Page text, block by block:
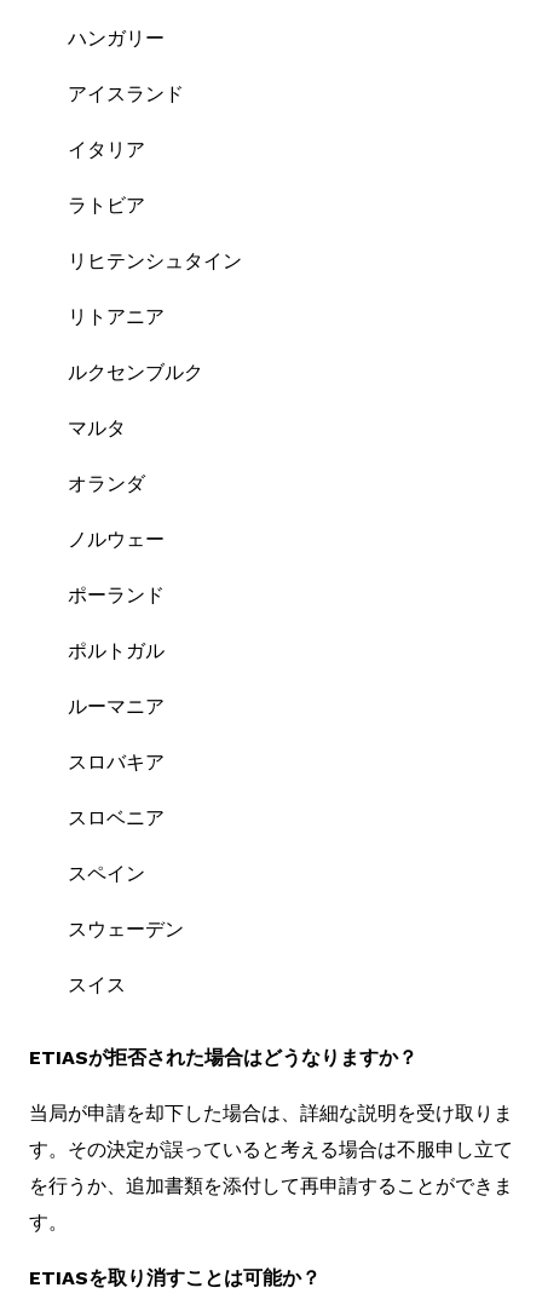
ハンガリー
アイスランド
イタリア
ラトビア
リヒテンシュタイン
リトアニア
ルクセンブルク
マルタ
オランダ
ノルウェー
ポーランド
ポルトガル
ルーマニア
スロバキア
スロベニア
スペイン
スウェーデン
スイス
ETIASが拒否された場合はどうなりますか？
当局が申請を却下した場合は、詳細な説明を受け取りま
す。その決定が誤っていると考える場合は不服申し立て
を行うか、追加書類を添付して再申請することができま
す。
ETIASを取り消すことは可能か？